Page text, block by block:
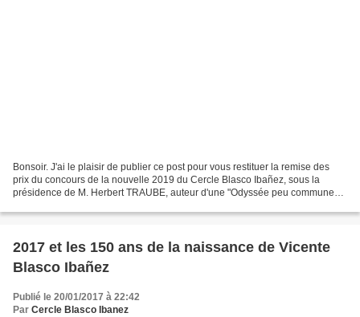
Bonsoir. J'ai le plaisir de publier ce post pour vous restituer la remise des
prix du concours de la nouvelle 2019 du Cercle Blasco Ibañez, sous la
présidence de M. Herbert TRAUBE, auteur d'une "Odyssée peu commune
2017 et les 150 ans de la naissance de Vicente
Blasco Ibañez
Publié le 20/01/2017 à 22:42
Par Cercle Blasco Ibanez